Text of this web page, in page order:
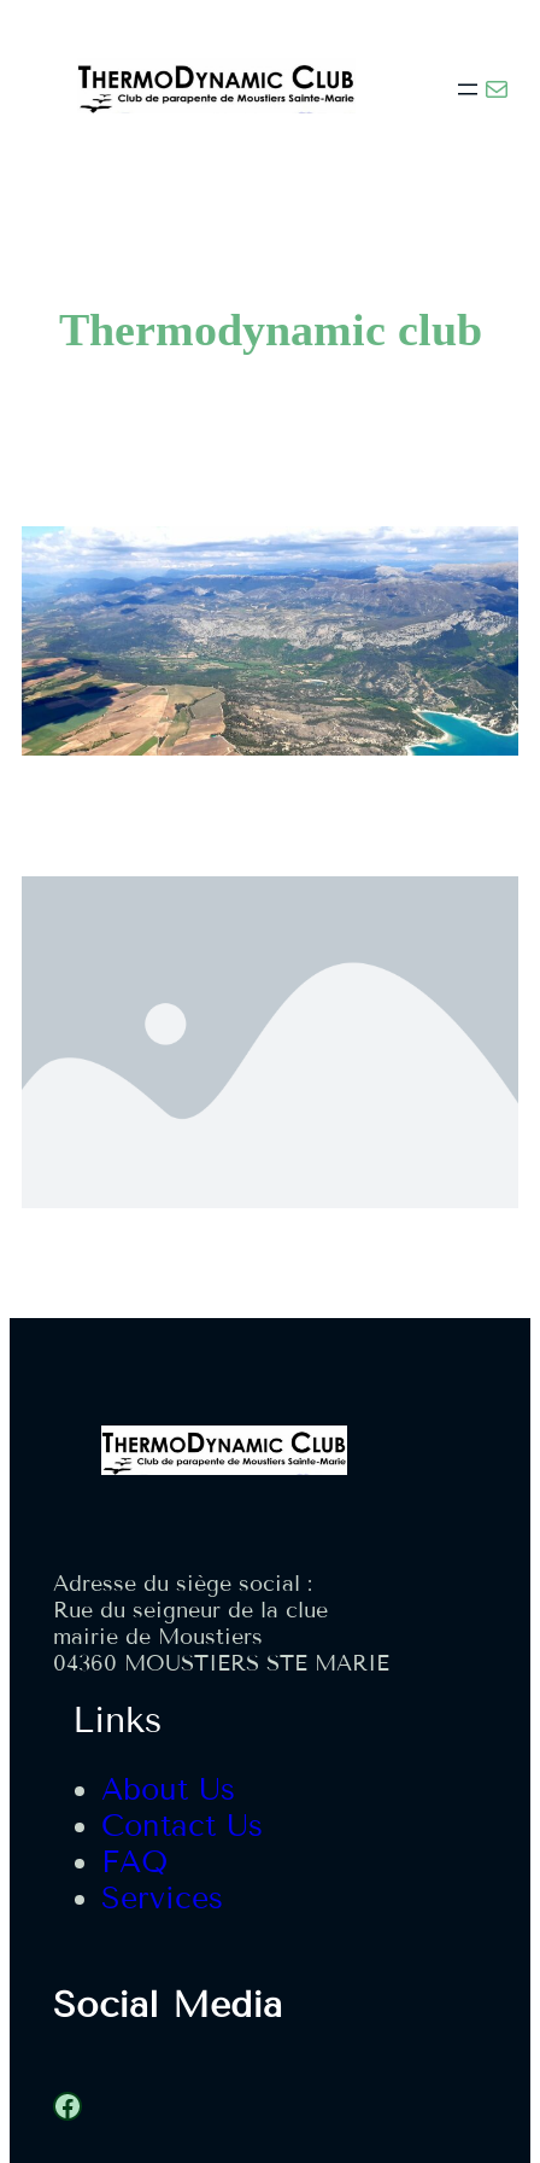
Thermodynamic club
Adresse du siège social :
Rue du seigneur de la clue
mairie de Moustiers
04360 MOUSTIERS STE MARIE
Links
About Us
Contact Us
FAQ
Services
Social Media